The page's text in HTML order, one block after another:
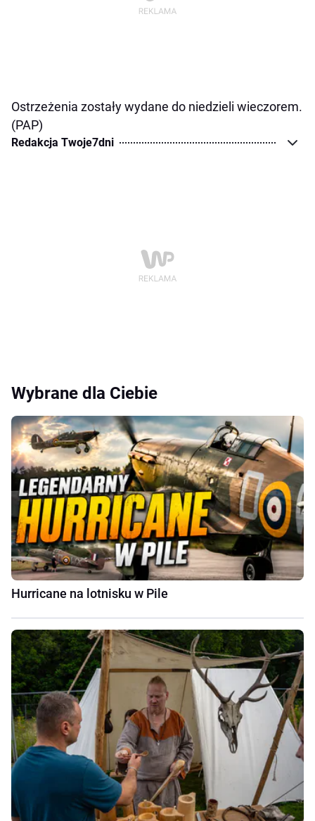
Ostrzeżenia zostały wydane do niedzieli wieczorem.
(PAP)
Redakcja Twoje7dni
Wybrane dla Ciebie
Hurricane na lotnisku w Pile